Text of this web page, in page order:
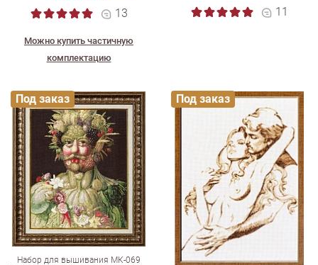
13
Можно купить частичную
комплектацию
11
Набор для вышивания МК-069
Под заказ Под заказ